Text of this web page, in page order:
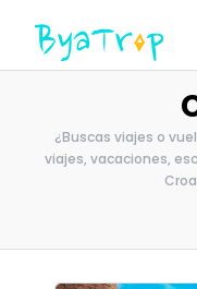
¿Buscas viajes o
viajes, vacaciones,